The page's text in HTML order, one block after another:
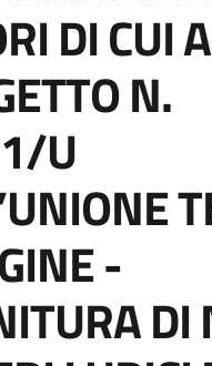
DI CUI
N.
U
-
DI